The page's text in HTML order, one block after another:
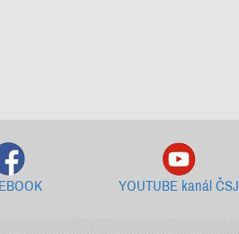
YOUTUBE kanál ČSJ